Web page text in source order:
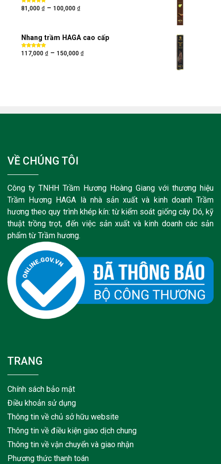
Được xếp
hạng 5.005
81,000 ₫ – 100,000 ₫
Nhang trầm HAGA cao cấp
Được xếp
hạng5.005
117,000 ₫ – 150,000 ₫
VỀ CHÚNG TÔI
Công ty TNHH Trầm Hương Hoàng Giang với thương hiệu
Trầm Hương HAGA là nhà sản xuất và kinh doanh Trầm
hương theo quy trình khép kín: từ kiểm soát giống cây Dó, kỹ
thuật trồng trọt, đến việc sản xuất và kinh doanh các sản
phẩm từ Trầm hương.
TRANG
Chính sách bảo mật
Điều khoản sử dụng
Thông tin về chủ sở hữu website
Thông tin về điều kiện giao dịch chung
Thông tin về vận chuyển và giao nhận
Phương thức thanh toán